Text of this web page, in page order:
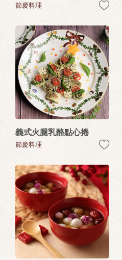
節慶料理
義式火腿乳酪點心捲
節慶料理